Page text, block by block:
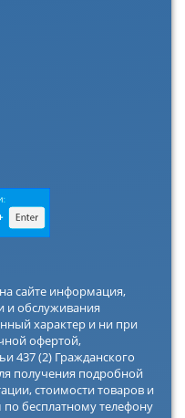
сайте информация,
и обслуживания
характер и ни при
офертой,
437 (2) Гражданского
получения подробной
стоимости товаров и
бесплатному телефону